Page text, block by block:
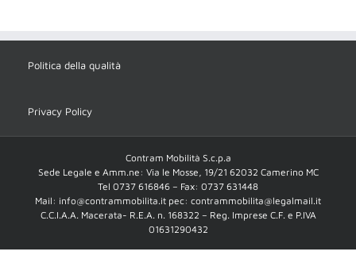
Politica della qualità
Privacy Policy
Contram Mobilità S.c.p.a
Sede Legale e Amm.ne: Via le Mosse, 19/21 62032 Camerino MC
Tel 0737 616846 – Fax: 0737 631448
Mail: info@contrammobilita.it pec: contrammobilita@legalmail.it
C.C.I.A.A. Macerata- R.E.A. n. 168322 – Reg. Imprese C.F. e P.IVA
01631290432